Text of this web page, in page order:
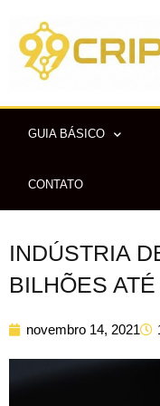
para
conteúdo
GUIA BÁSICO
CONTATO
INDÚSTRIA
BILHÕES
novembro 14, 2021